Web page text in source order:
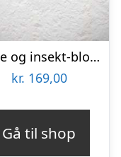
Fugle og insekt-blomsterblanding 30m2
kr. 169,00
Gå til shop